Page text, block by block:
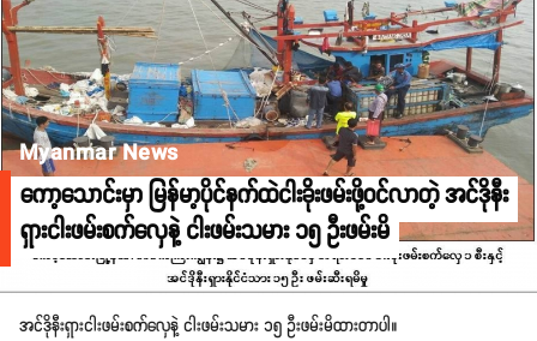
Myanmar News
ကော့သောင်းမှာ မြန်မာ့ပိုင်နက်ထဲငါးခိုးဖမ်းဖို့ဝင်လာတဲ့ အင်ဒိုနီး
ရှားငါးဖမ်းစက်လှေနဲ့ ငါးဖမ်းသမား ၁၅ ဦးဖမ်းမိ
အင်ဒိုနီးရှားငါးဖမ်းစက်လှေနဲ့ ငါးဖမ်းသမား ၁၅ ဦးဖမ်းမိထားတာပါ။